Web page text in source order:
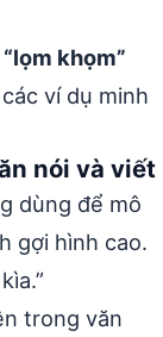
“lọm khọm”
ví dụ minh
nói và viết
dùng để mô
gợi hình cao.
trong văn